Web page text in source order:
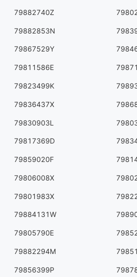
79882740Z
79882853N
79867529Y
79811586E
79823499K
79836437X
79830903L
79817369D
79859020F
79806008X
79801983X
79884131W
79805790E
79882294M
79856399P